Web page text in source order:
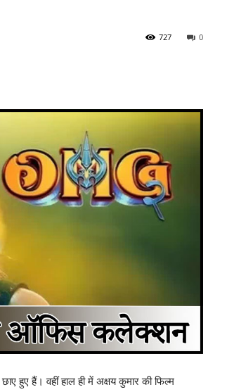
0
727
हुए हैं। वहीं हाल ही में अक्षय कुमार की फिल्म